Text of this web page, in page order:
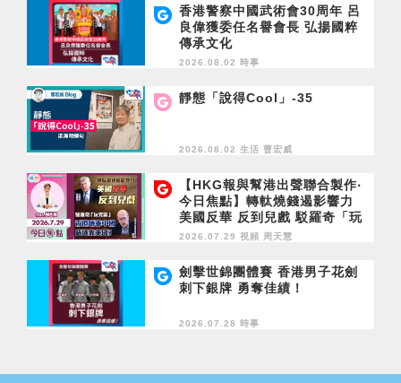
香港警察中國武術會30周年 呂
良偉獲委任名譽會長 弘揚國粹
傳承文化
2026.08.02 時事
靜態「說得Cool」-35
2026.08.02 生活 曹宏威
【HKG報與幫港出聲聯合製作‧
今日焦點】轉軚燒錢遏影響力
美國反華 反到兒戲 駁羅奇「玩
完論」 香港唔靠中國 唔通靠美
2026.07.29 視頻 周天慧
劍擊世錦團體賽 香港男子花劍
刺下銀牌 勇奪佳績！
2026.07.28 時事